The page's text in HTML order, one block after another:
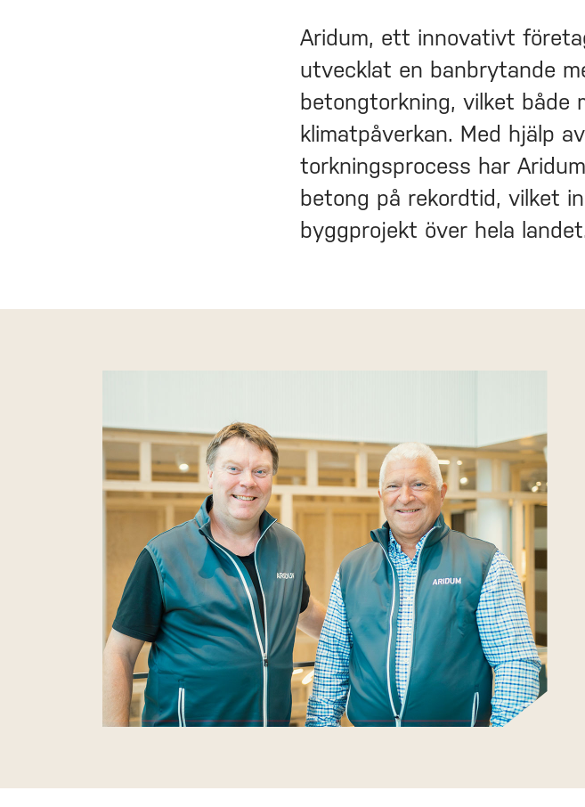
Aridum, ett innovativt
utvecklat en banbrytande
betongtorkning, vilket både
klimatpåverkan. Med hjälp
torkningsprocess har
betong på rekordtid, vilket
byggprojekt över hela